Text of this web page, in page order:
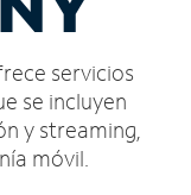
servicios
se incluyen
y streaming,
móvil.